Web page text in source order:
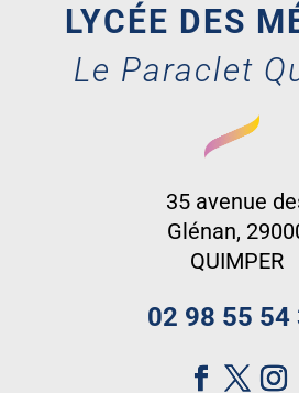
LYCÉE DES
Le Paraclet
35 avenue
Glénan,
QUIMPER
02 98 55 54